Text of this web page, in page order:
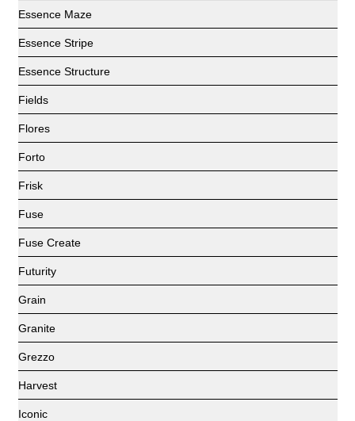
Essence Maze
Essence Stripe
Essence Structure
Fields
Flores
Forto
Frisk
Fuse
Fuse Create
Futurity
Grain
Granite
Grezzo
Harvest
Iconic